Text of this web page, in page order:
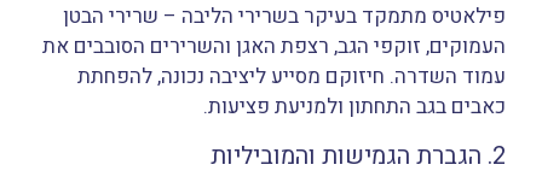
פילאטיס מתמקד בעיקר בשרירי הליבה – שרירי הבטן
העמוקים, זוקפי הגב, רצפת האגן והשרירים הסובבים את
עמוד השדרה. חיזוקם מסייע ליציבה נכונה, להפחתת
כאבים בגב התחתון ולמניעת פציעות.
2. הגברת הגמישות והמוביליות